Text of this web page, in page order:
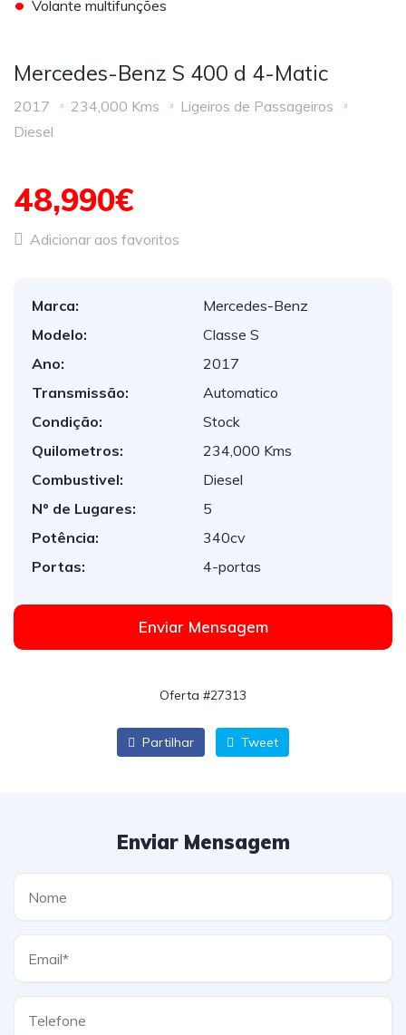
Volante multifunções
Mercedes-Benz S 400 d 4-Matic
2017 234,000 Kms
Ligeiros de Passageiros
Diesel
48,990€
Adicionar aos favoritos
Marca:
Mercedes-Benz
Modelo:
Classe S
Ano:
2017
Transmissão:
Automatico
Condição:
Stock
Quilometros:
234,000 Kms
Combustivel:
Diesel
Nº de Lugares:
5
Potência:
340cv
Portas:
4-portas
Enviar Mensagem
Oferta #27313
Partilhar Tweet
Enviar Mensagem